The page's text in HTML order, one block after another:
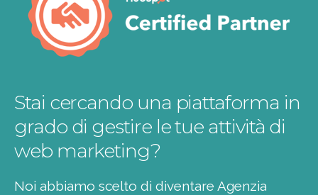
Stai cercando una piattaforma in
grado di gestire le tue attività di
web marketing?
Noi abbiamo scelto di diventare Agenzia